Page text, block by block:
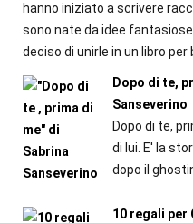
hanno iniziato a scrivere
sono nate da idee
deciso di unirle in un libro per
Dopo di te,
Sanseverino
Dopo di te,
di lui. E' la
dopo il
10 regali per